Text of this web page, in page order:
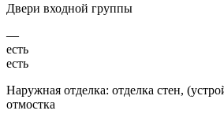
Двери входной группы
—
есть
есть
Наружная отделка: отделка стен,
отмостка